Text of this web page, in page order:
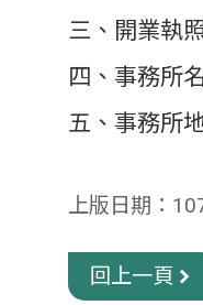
三、開業執
四、事務所
五、事務所
上版日期：
回上一頁